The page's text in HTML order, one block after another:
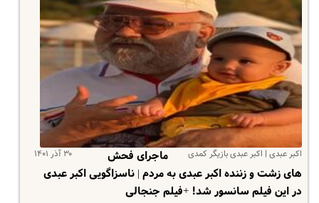
اکبر عبدی | اکبر عبدی بازیگر کمدی ۳۰ آذر ۱۴۰۱
ماجرای فحش
های زشت و زننده اکبر عبدی به مردم | ناسزاگویی اکبر عبدی
در این فیلم سانسور شد! +فیلم جنجالی